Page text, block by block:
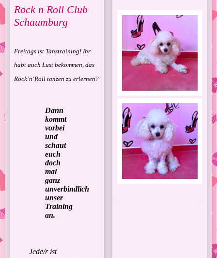
Rock n Roll Club
Schaumburg
Freitags ist Tanztraining! Ihr
habt auch Lust bekommen, das
Rock´n´Roll tanzen zu erlernen?
Dann
kommt
vorbei
und
schaut
euch
doch
mal
ganz
unverbindlich
unser
Training
an.
Jede/r ist